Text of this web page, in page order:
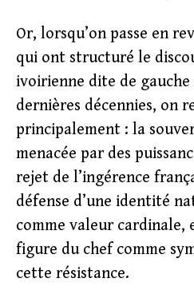
Or, lorsqu’on passe en
qui ont structuré le
ivoirienne dite de gauche
dernières décennies, on
principalement : la
menacée par des
rejet de l’ingérence
défense d’une identité
comme valeur cardinale,
figure du chef comme
cette résistance.